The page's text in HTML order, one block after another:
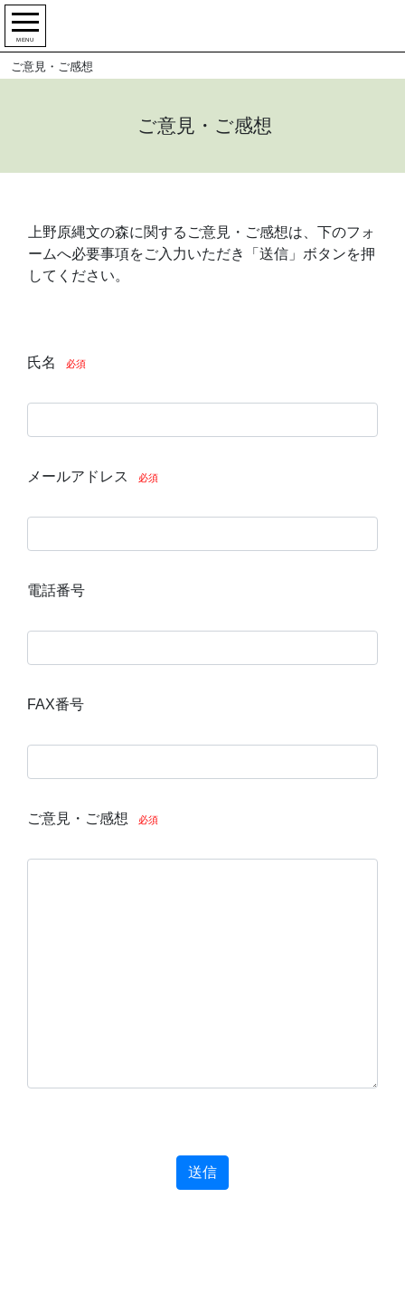
MENU
ご意見・ご感想
ご意見・ご感想
上野原縄文の森に関するご意見・ご感想は、下のフォ
ームへ必要事項をご入力いただき「送信」ボタンを押
してください。
氏名 必須
メールアドレス 必須
電話番号
FAX番号
ご意見・ご感想 必須